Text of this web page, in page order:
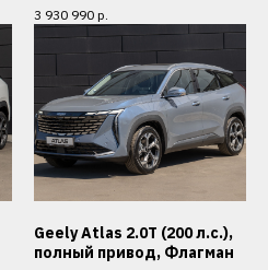
3 930 990 р.
Geely Atlas 2.0T (200 л.с.),
полный привод, Флагман